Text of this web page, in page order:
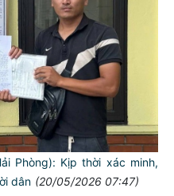
Phòng): Kịp thời xác minh,
dân (20/05/2026 07:47)